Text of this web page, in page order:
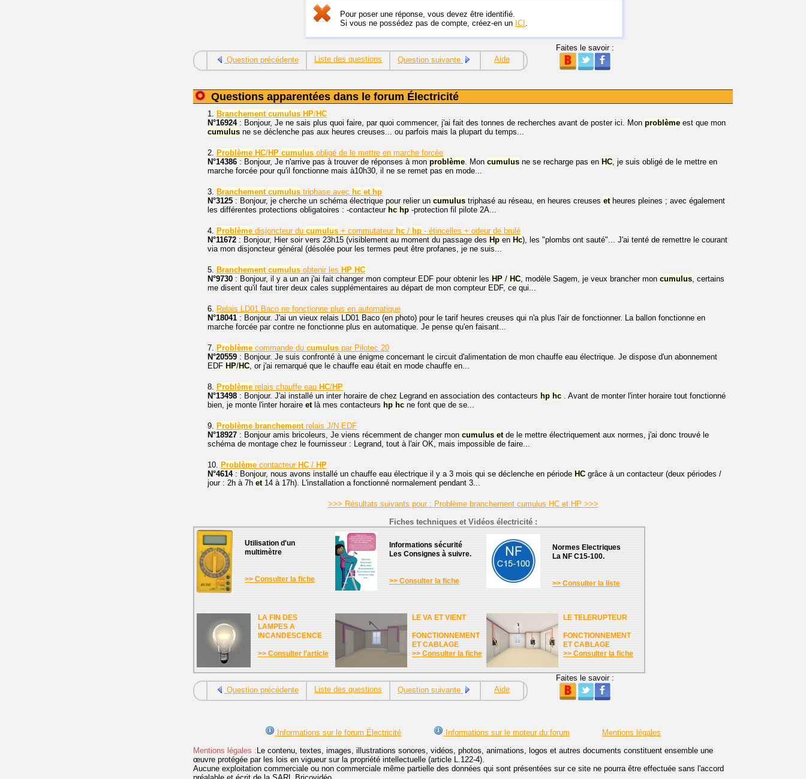
Pour poser une réponse, vous devez être identifié.
Si vous ne possédez pas de compte, créez-en un ICI .
Question précédente Liste des questions Question suivante Aide
Faites le savoir :
Questions apparentées dans le forum Électricité
1. Branchement cumulus HP/HC
N°16924: Bonjour, Je ne sais plus quoi faire, par quoi commencer, j'ai fait des tonnes de recherches avant de poster ici. Mon problème est que mon
cumulus ne se déclenche pas aux heures creuses... ou parfois mais la plupart du temps...
2. Problème HC/HP cumulus obligé de le mettre en marche forcée
N°14386 : Bonjour, Je n'arrive pas à trouver de réponses à mon problème. Mon cumulus ne se recharge pas en HC, je suis obligé de le mettre en
marche forcée pour qu'il fonctionne mais à10h30, il ne se remet pas en mode...
3. Branchement cumulus triphase avec hc et hp
N°3125 : Bonjour, je cherche un schéma électrique pour relier un cumulus triphasé au réseau, en heures creuses etheures pleines ; avec également
les différentes protections obligatoires : -contacteur hc hp -protection fil pilote 2A...
4. Problème disjoncteur du cumulus + commutateur hc / hp - étincelles + odeur de brulé
N°11672 : Bonjour, Hier soir vers 23h15 (visiblement au moment du passage des Hp en Hc), les "plombs ont sauté"... J'ai tenté de remettre le courant
via mon disjoncteur général (désolée pour les termes peut être profanes, je ne suis...
5. Branchement cumulus obtenir les HP HC
N°9730 : Bonjour, il y a un an j'ai fait changer mon compteur EDF pour obtenir les HP / HC, modèle Sagem, je veux brancher mon cumulus, certains
me disent qu'il faut tirer deux cales supplémentaires au départ de mon compteur EDF, ce qui...
6. Relais LD01 Baco ne fonctionne plus en automatique
N°18041 : Bonjour. J'ai un vieux relais LD01 Baco (en photo) pour le tarif heures creuses qui n'a plus l'air de fonctionner. La ballon fonctionne en
marche forcée par contre ne fonctionne plus en automatique. Je pense qu'en faisant...
7. Problème commande du cumulus par Pilotec 20
N°20559 : Bonjour. Je suis confronté à une énigme concernant le circuit d'alimentation de mon chauffe eau électrique. Je dispose d'un abonnement
EDF HP/HC, or j'ai remarqué que le chauffe eau était en mode chauffe en...
8. Problème relais chauffe eau HC/HP
N°13498 : Bonjour. J'ai installé un inter horaire de chez Legrand en association des contacteurs hp hc . Avant de monter l'inter horaire tout fonctionné
bien, je monte l'inter horaire etlà mes contacteurs hp hc ne font que de se...
9. Problème branchementrelais J/N EDF
N°18927 : Bonjour amis bricoleurs, Je viens récemment de changer mon cumulus etde le mettre électriquement aux normes, j'ai donc trouvé le
schéma de montage chez le fournisseur : Legrand, tout à l'air OK, mais impossible de faire...
10. Problème contacteur HC / HP
N°4614: Bonjour, nous avons installé un chauffe eau électrique il y a 3 mois qui se déclenche en période HC grâce à un contacteur (deux périodes /
jour : 2h à 7h et14 à 17h). L'installation a fonctionné normalement pendant 3...
>>> Résultats suivants pour : Problème branchement cumulus HC et HP >>>
Fiches techniques et Vidéos électricité :
Utilisation d'un
multimètre
>> Consulter la fiche
Informations sécurité
Les Consignes à suivre.
>> Consulter la fiche
Normes Electriques
La NF C15-100.
>> Consulter la liste
LA FIN DES
LAMPES A
INCANDESCENCE
>> Consulter l'article
LE VA ET VIENT
FONCTIONNEMENT
ET CABLAGE
>> Consulter la fiche
LE TELERUPTEUR
FONCTIONNEMENT
ET CABLAGE
>> Consulter la fiche
Question précédente Liste des questions Question suivante Aide
Faites le savoir :
Informations sur le forum Électricité Informations sur le moteur du forum
Mentions légales
Mentions légales : Le contenu, textes, images, illustrations sonores, vidéos, photos, animations, logos et autres documents constituent ensemble une
œuvre protégée par les lois en vigueur sur la propriété intellectuelle (article L.122-4).
Aucune exploitation commerciale ou non commerciale même partielle des données qui sont présentées sur ce site ne pourra être effectuée sans l'accord